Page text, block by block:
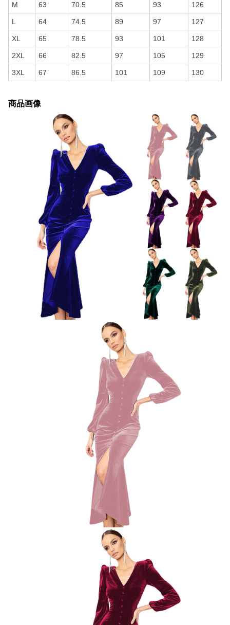
M 63 70.5 85 93 126
L 64 74.5 89 97 127
XL 65 78.5 93 101 128
2XL 66 82.5 97 105 129
3XL 67 86.5 101 109 130
商品画像